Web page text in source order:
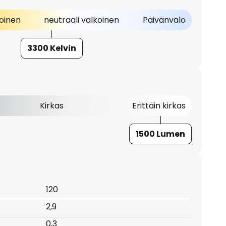
neutraali valkoinen Päivänvalo
3300 Kelvin
Kirkas Erittäin kirkas
1500 Lumen
120
2,9